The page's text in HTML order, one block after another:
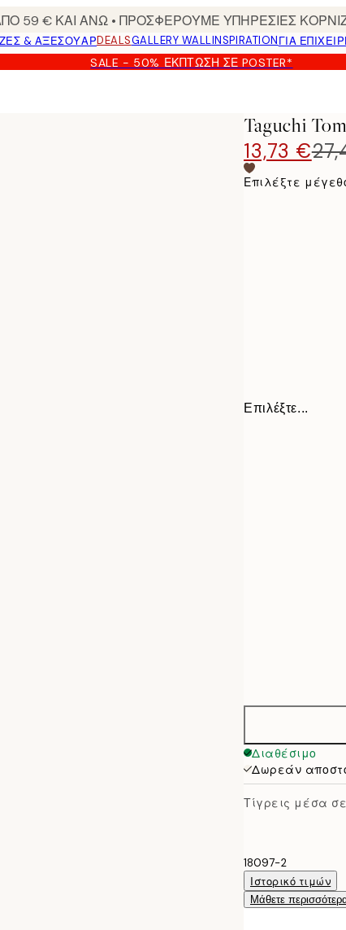
59 € ΚΑΙ ΑΝΩ • ΠΡΟΣΦΕΡΟΥΜΕ ΥΠΗΡΕΣΙΕΣ
& ΑΞΕΣΟΥΆΡDEALSGALLERY WALLINSPIRATIONΓΙΑ
SALE - 50% ΈΚΠΤΩΣΗ ΣΕ POSTER*
Taguchi
13,73 €
Επιλέξτε
Επιλέξτε...
Διαθέσιμο
Δωρεάν
Τίγρεις μέσα
18097-2
Ιστορικό τιμών
Μάθετε